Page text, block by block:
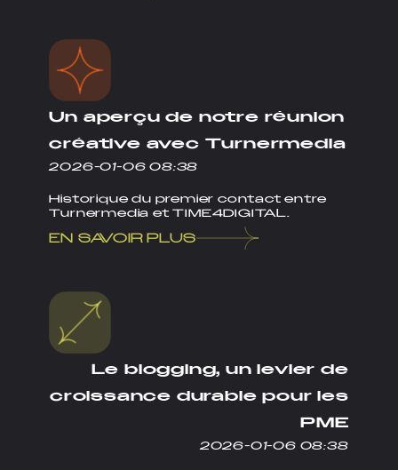
Un aperçu de notre réunion
créative avec Turnermedia
2026-01-06 08:38
Historique du premier contact entre
Turnermedia et TIME4DIGITAL.
EN SAVOIR PLUS
Le blogging, un levier de
croissance durable pour les
PME
2026-01-06 08:38